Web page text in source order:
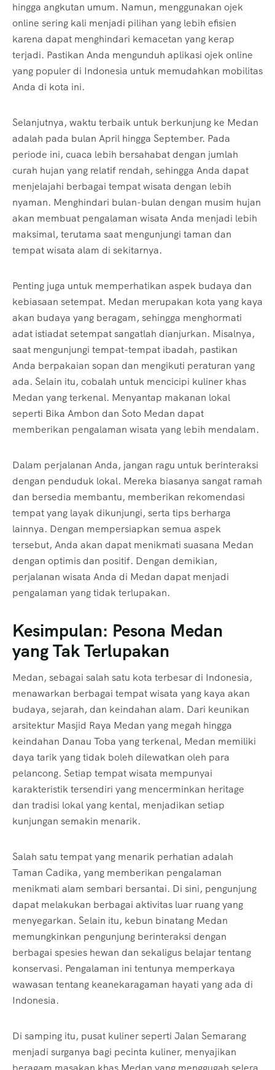
hingga angkutan umum. Namun, menggunakan ojek
online sering kali menjadi pilihan yang lebih efisien
karena dapat menghindari kemacetan yang kerap
terjadi. Pastikan Anda mengunduh aplikasi ojek online
yang populer di Indonesia untuk memudahkan mobilitas
Anda di kota ini.
Selanjutnya, waktu terbaik untuk berkunjung ke Medan
adalah pada bulan April hingga September. Pada
periode ini, cuaca lebih bersahabat dengan jumlah
curah hujan yang relatif rendah, sehingga Anda dapat
menjelajahi berbagai tempat wisata dengan lebih
nyaman. Menghindari bulan-bulan dengan musim hujan
akan membuat pengalaman wisata Anda menjadi lebih
maksimal, terutama saat mengunjungi taman dan
tempat wisata alam di sekitarnya.
Penting juga untuk memperhatikan aspek budaya dan
kebiasaan setempat. Medan merupakan kota yang kaya
akan budaya yang beragam, sehingga menghormati
adat istiadat setempat sangatlah dianjurkan. Misalnya,
saat mengunjungi tempat-tempat ibadah, pastikan
Anda berpakaian sopan dan mengikuti peraturan yang
ada. Selain itu, cobalah untuk mencicipi kuliner khas
Medan yang terkenal. Menyantap makanan lokal
seperti Bika Ambon dan Soto Medan dapat
memberikan pengalaman wisata yang lebih mendalam.
Dalam perjalanan Anda, jangan ragu untuk berinteraksi
dengan penduduk lokal. Mereka biasanya sangat ramah
dan bersedia membantu, memberikan rekomendasi
tempat yang layak dikunjungi, serta tips berharga
lainnya. Dengan mempersiapkan semua aspek
tersebut, Anda akan dapat menikmati suasana Medan
dengan optimis dan positif. Dengan demikian,
perjalanan wisata Anda di Medan dapat menjadi
pengalaman yang tidak terlupakan.
Kesimpulan: Pesona Medan
yang Tak Terlupakan
Medan, sebagai salah satu kota terbesar di Indonesia,
menawarkan berbagai tempat wisata yang kaya akan
budaya, sejarah, dan keindahan alam. Dari keunikan
arsitektur Masjid Raya Medan yang megah hingga
keindahan Danau Toba yang terkenal, Medan memiliki
daya tarik yang tidak boleh dilewatkan oleh para
pelancong. Setiap tempat wisata mempunyai
karakteristik tersendiri yang mencerminkan heritage
dan tradisi lokal yang kental, menjadikan setiap
kunjungan semakin menarik.
Salah satu tempat yang menarik perhatian adalah
Taman Cadika, yang memberikan pengalaman
menikmati alam sembari bersantai. Di sini, pengunjung
dapat melakukan berbagai aktivitas luar ruang yang
menyegarkan. Selain itu, kebun binatang Medan
memungkinkan pengunjung berinteraksi dengan
berbagai spesies hewan dan sekaligus belajar tentang
konservasi. Pengalaman ini tentunya memperkaya
wawasan tentang keanekaragaman hayati yang ada di
Indonesia.
Di samping itu, pusat kuliner seperti Jalan Semarang
menjadi surganya bagi pecinta kuliner, menyajikan